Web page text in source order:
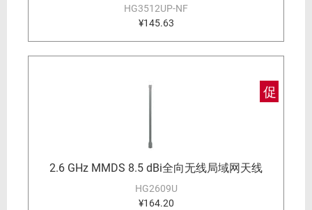
HG3512UP-NF
¥145.63
促
2.6 GHz MMDS 8.5 dBi全向无线局域网天线
HG2609U
¥164.20